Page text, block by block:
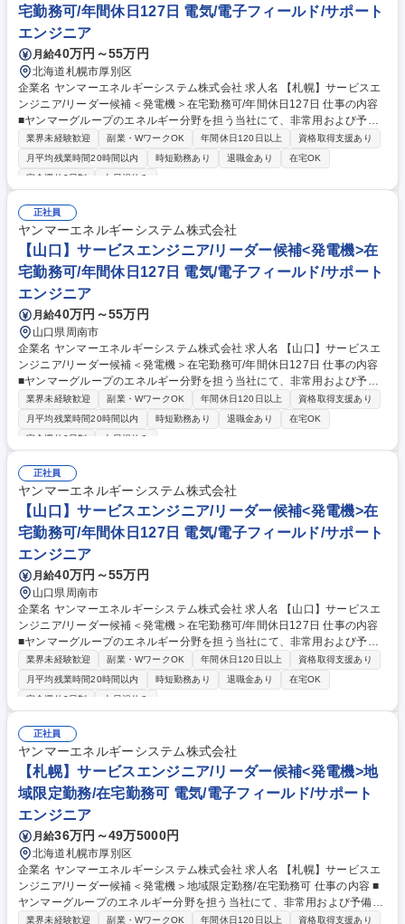
宅勤務可/年間休日127日 電気/電子フィールド/サポート
エンジニア
月給40万円～55万円
北海道札幌市厚別区
企業名 ヤンマーエネルギーシステム株式会社 求人名 【札幌】サービスエ
ンジニア/リーダー候補＜発電機＞在宅勤務可/年間休日127日 仕事の内容
■ヤンマーグループのエネルギー分野を担う当社にて、非常用および予備
電源などに採用されている、学校・ホテル・病院・ビルなどの公共施設で
活躍する『発電機』のメンテナンス・定期点検等をご担当いただきます。
■非常用発電機は非常時に稼働することが求められるため、定期的なメン
点検、消耗部品の交換、修理対応など予防保全の対応をお任せします。※
他、見積書・作業工程表・協力店に対する作業指示書の作成など事務作業
■必要な知識や技術は研修やOJT(まずは先輩とペアで業務)で身に着けてい
ただきます。※資格取得における受験料の負担や報奨金制度もご用意 募集
職種 【札幌】サービスエンジニア/リーダー候補＜発電機＞在宅勤務可/年
業界未経験歓迎 副業・WワークOK 年間休日120日以上
資格取得支援あり
月平均残業時間20時間以内
時短勤務あり 退職金あり
在宅OK
完全週休2日制
土日祝休み
正社員
ヤンマーエネルギーシステム株式会社
【山口】サービスエンジニア/リーダー候補<発電機>在
宅勤務可/年間休日127日 電気/電子フィールド/サポート
エンジニア
月給40万円～55万円
山口県周南市
企業名 ヤンマーエネルギーシステム株式会社 求人名 【山口】サービスエ
ンジニア/リーダー候補＜発電機＞在宅勤務可/年間休日127日 仕事の内容
■ヤンマーグループのエネルギー分野を担う当社にて、非常用および予備
電源などに採用されている、学校・ホテル・病院・ビルなどの公共施設で
活躍する『発電機』のメンテナンス・定期点検等をご担当いただきます。
■非常用発電機は非常時に稼働することが求められるため、定期的なメン
点検、消耗部品の交換、修理対応など予防保全の対応をお任せします。※
他、見積書・作業工程表・協力店に対する作業指示書の作成など事務作業
■必要な知識や技術は研修やOJT(まずは先輩とペアで業務)で身に着けてい
ただきます。※資格取得における受験料の負担や報奨金制度もご用意 募集
職種 【山口】サービスエンジニア/リーダー候補＜発電機＞在宅勤務可/年
業界未経験歓迎 副業・WワークOK 年間休日120日以上
資格取得支援あり
月平均残業時間20時間以内
時短勤務あり 退職金あり
在宅OK
完全週休2日制
土日祝休み
正社員
ヤンマーエネルギーシステム株式会社
【山口】サービスエンジニア/リーダー候補<発電機>在
宅勤務可/年間休日127日 電気/電子フィールド/サポート
エンジニア
月給40万円～55万円
山口県周南市
企業名 ヤンマーエネルギーシステム株式会社 求人名 【山口】サービスエ
ンジニア/リーダー候補＜発電機＞在宅勤務可/年間休日127日 仕事の内容
■ヤンマーグループのエネルギー分野を担う当社にて、非常用および予備
電源などに採用されている、学校・ホテル・病院・ビルなどの公共施設で
活躍する『発電機』のメンテナンス・定期点検等をご担当いただきます！
■非常用発電機は非常時に稼働することが求められるため、定期的なメン
点検、消耗部品の交換、修理対応など予防保全の対応をお任せします。※
他、見積書・作業工程表・協力店に対する作業指示書の作成など事務作業
■必要な知識や技術は研修やOJT(まずは先輩とペアで業務)で身に着けてい
ただきます。※資格取得における受験料の負担や報奨金制度もご用意 募集
職種 【山口】サービスエンジニア/リーダー候補＜発電機＞在宅勤務可/年
間休日127日
業界未経験歓迎 副業・WワークOK 年間休日120日以上
資格取得支援あり
月平均残業時間20時間以内
時短勤務あり 退職金あり
在宅OK
完全週休2日制
土日祝休み
正社員
ヤンマーエネルギーシステム株式会社
【札幌】サービスエンジニア/リーダー候補<発電機>地
域限定勤務/在宅勤務可 電気/電子フィールド/サポート
エンジニア
月給36万円～49万5000円
北海道札幌市厚別区
企業名 ヤンマーエネルギーシステム株式会社 求人名 【札幌】サービスエ
ンジニア/リーダー候補＜発電機＞地域限定勤務/在宅勤務可 仕事の内容 ■
ヤンマーグループのエネルギー分野を担う当社にて、非常用および予備電
源などに採用されている、学校・ホテル・病院・ビルなどの公共施設で活
業界未経験歓迎 副業・WワークOK 年間休日120日以上
資格取得支援あり